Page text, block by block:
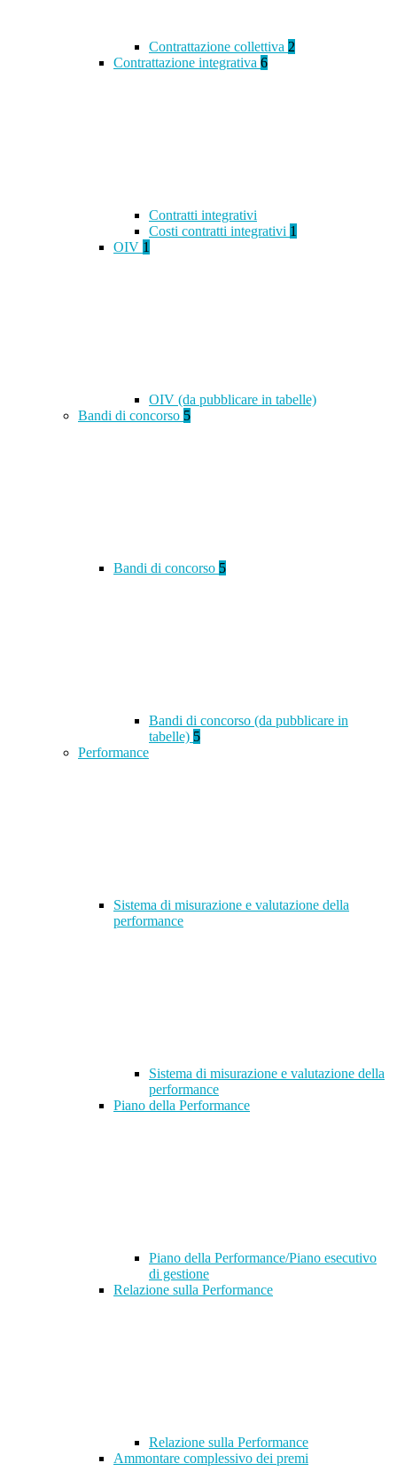
Contrattazione collettiva 2
Contrattazione integrativa 6
Contratti integrativi
Costi contratti integrativi 1
OIV 1
OIV (da pubblicare in tabelle)
Bandi di concorso 5
Bandi di concorso 5
Bandi di concorso (da pubblicare in
tabelle) 5
Performance
Sistema di misurazione e valutazione della
performance
Sistema di misurazione e valutazione della
performance
Piano della Performance
Piano della Performance/Piano esecutivo
di gestione
Relazione sulla Performance
Relazione sulla Performance
Ammontare complessivo dei premi